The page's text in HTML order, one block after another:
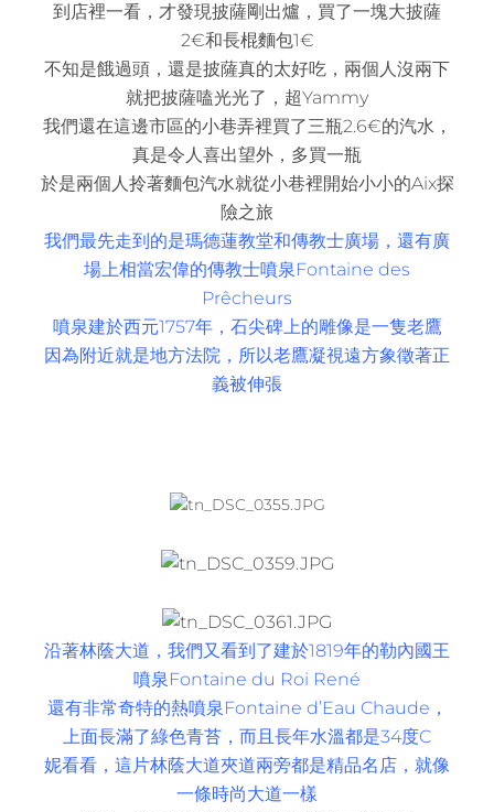
到店裡一看，才發現披薩剛出爐，買了一塊大披薩
2€和長棍麵包1€
不知是餓過頭，還是披薩真的太好吃，兩個人沒兩下
就把披薩嗑光光了，超Yammy
我們還在這邊市區的小巷弄裡買了三瓶2.6€的汽水，
真是令人喜出望外，多買一瓶
於是兩個人拎著麵包汽水就從小巷裡開始小小的Aix探
險之旅
我們最先走到的是瑪德蓮教堂和傳教士廣場，還有廣
場上相當宏偉的傳教士噴泉Fontaine des
Prêcheurs
噴泉建於西元1757年，石尖碑上的雕像是一隻老鷹
因為附近就是地方法院，所以老鷹凝視遠方象徵著正
義被伸張
沿著林蔭大道，我們又看到了建於1819年的勒內國王
噴泉Fontaine du Roi René
還有非常奇特的熱噴泉Fontaine d’Eau Chaude，
上面長滿了綠色青苔，而且長年水溫都是34度C
妮看看，這片林蔭大道夾道兩旁都是精品名店，就像
一條時尚大道一樣